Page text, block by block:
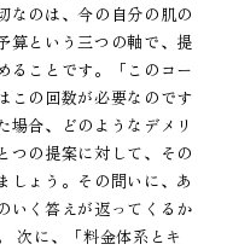
なのは、今の自分の肌の
算という三つの軸で、提
ることです。「このコー
この回数が必要なのです
場合、どのようなデメリ
つの提案に対して、その
しょう。その問いに、あ
いく答えが返ってくるか
次に、「料金体系とキ